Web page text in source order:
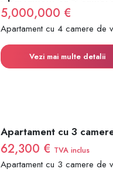
5,000,000 €
Apartament cu 4 camere de
Vezi mai multe detalii
Apartament cu 3
62,300 € TVA inclus
Apartament cu 3 camere de